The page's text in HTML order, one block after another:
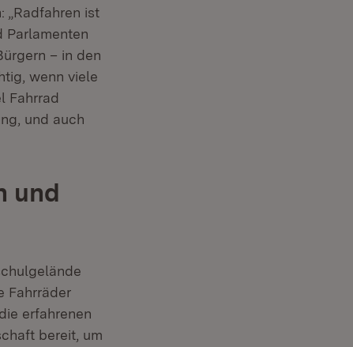
„Radfahren ist
Parlamenten
– in den
wenn viele
Fahrrad
und auch
und
Fahrräder
erfahrenen
bereit, um